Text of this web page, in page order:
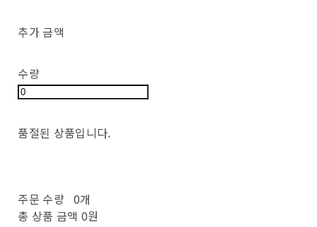
추가 금액
수량
품절된 상품입니다.
주문 수량 0개
총 상품 금액 0원